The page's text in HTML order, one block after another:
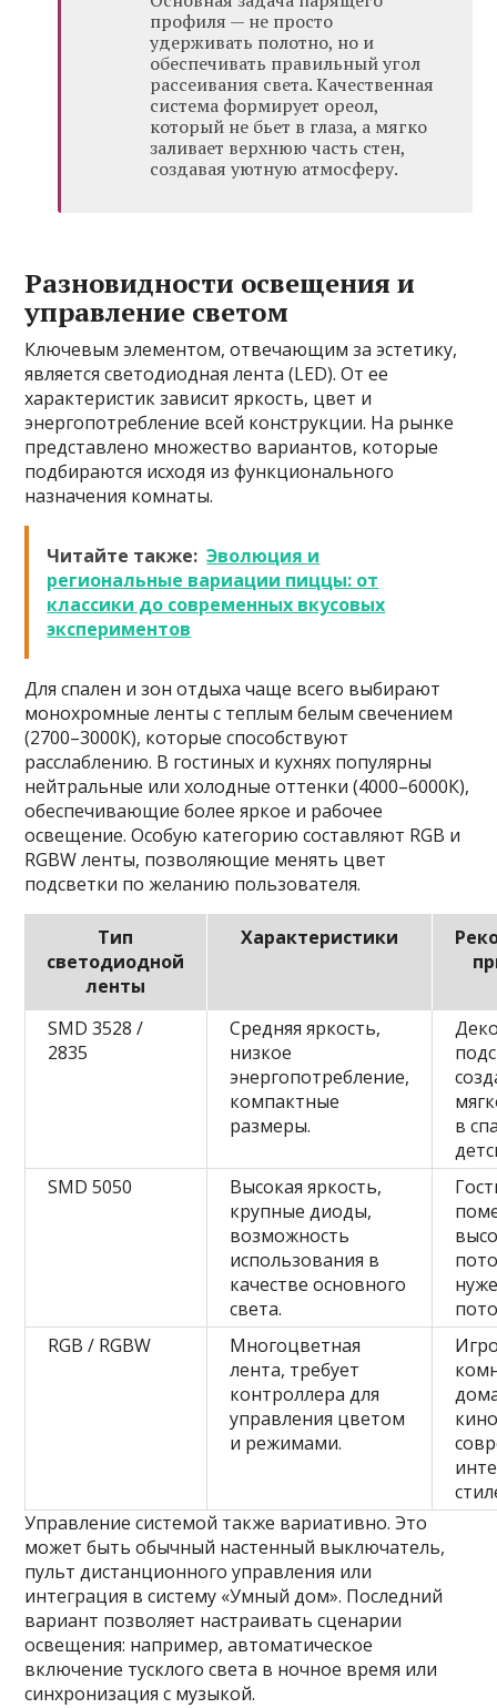
профиля — не просто
удерживать полотно, но и
обеспечивать правильный угол
рассеивания света. Качественная
система формирует ореол,
который не бьет в глаза, а мягко
заливает верхнюю часть стен,
создавая уютную атмосферу.
Разновидности освещения и
управление светом
Ключевым элементом, отвечающим за эстетику,
является светодиодная лента (LED). От ее
характеристик зависит яркость, цвет и
энергопотребление всей конструкции. На рынке
представлено множество вариантов, которые
подбираются исходя из функционального
назначения комнаты.
Читайте также: Эволюция и
региональные вариации пиццы: от
классики до современных вкусовых
экспериментов
Для спален и зон отдыха чаще всего выбирают
монохромные ленты с теплым белым свечением
(2700–3000К), которые способствуют
расслаблению. В гостиных и кухнях популярны
нейтральные или холодные оттенки (4000–6000К),
обеспечивающие более яркое и рабочее
освещение. Особую категорию составляют RGB и
RGBW ленты, позволяющие менять цвет
подсветки по желанию пользователя.
Тип
светодиодной
ленты
Характеристики
SMD 3528 /
2835
Средняя яркость,
низкое
энергопотребление,
компактные
размеры.
в
SMD 5050
Высокая яркость,
крупные диоды,
возможность
использования в
качестве основного
света.
RGB / RGBW
Многоцветная
лента, требует
контроллера для
управления цветом
и режимами.
Управление системой также вариативно. Это
может быть обычный настенный выключатель,
пульт дистанционного управления или
интеграция в систему «Умный дом». Последний
вариант позволяет настраивать сценарии
освещения: например, автоматическое
включение тусклого света в ночное время или
синхронизация с музыкой.